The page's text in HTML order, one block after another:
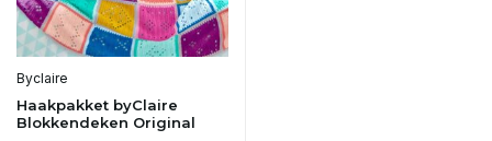
Byclaire
Haakpakket byClaire
Blokkendeken Original